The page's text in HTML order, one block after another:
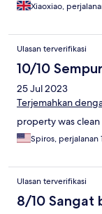
Xiaoxiao,
Ulasan terverifikasi
10/10
25 Jul 2023
Terjemahkan
property was clean
Spiros, perjalanan
Ulasan terverifikasi
8/10 Sangat